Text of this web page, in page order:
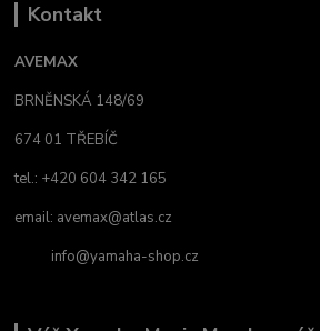
Kontakt
AVEMAX
BRNĚNSKÁ 148/69
674 01 TŘEBÍČ
tel.: +420 604 342 165
email: avemax@atlas.cz
info@yamaha-shop.cz